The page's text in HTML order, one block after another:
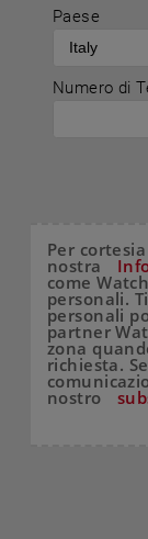
Paese
Numero di
Per
nostra
come
personali.
personali
partner
zona
richiesta.
nostro